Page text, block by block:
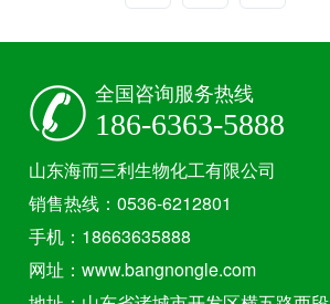
全国咨询服务热线
186-6363-5888
山东海而三利生物化工有限公司
销售热线：0536-6212801
手机：18663635888
网址：www.bangnongle.com